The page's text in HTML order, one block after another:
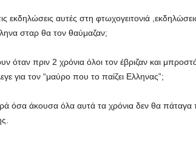
εκδηλώσεις αυτές στη φτωχογειτονιά
σταρ θα τον θαύμαζαν;
όταν πριν 2 χρόνια όλοι τον έβριζαν και
για τον “μαύρο που το παίζει Ελληνας”;
όσα άκουσα όλα αυτά τα χρόνια δεν θα πάταγα